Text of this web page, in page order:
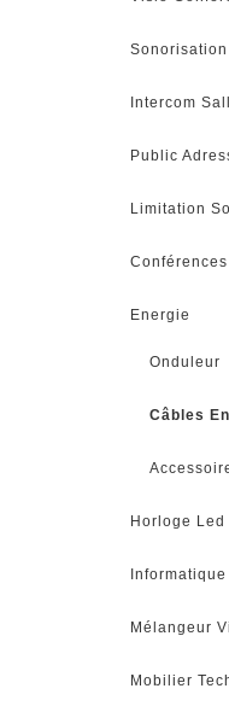
Sonorisation
Intercom
Public
Limitation
Conférences
Energie
Onduleur
Câbles
Horloge
Informatique
Mélangeur
Mobilier